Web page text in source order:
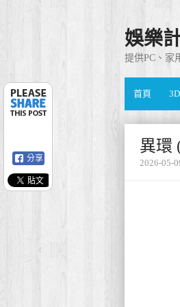
娛樂
提供PC、家
首頁
異環
2026-05-
分享